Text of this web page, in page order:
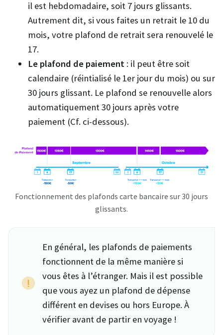
il est hebdomadaire, soit 7 jours glissants.
Autrement dit, si vous faites un retrait le 10 du
mois, votre plafond de retrait sera renouvelé le
17.
Le plafond de paiement : il peut être soit
calendaire (réintialisé le 1er jour du mois) ou sur
30 jours glissant. Le plafond se renouvelle alors
automatiquement 30 jours après votre
paiement (Cf. ci-dessous).
Fonctionnement des plafonds carte bancaire sur 30 jours
glissants.
En général, les plafonds de paiements
fonctionnent de la même manière si
vous êtes à l’étranger. Mais il est possible
que vous ayez un plafond de dépense
différent en devises ou hors Europe. À
vérifier avant de partir en voyage !